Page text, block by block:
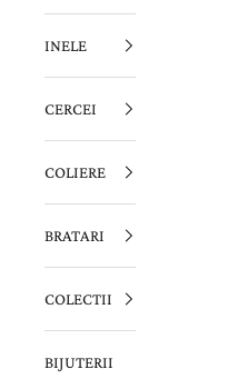
INELE
CERCEI
COLIERE
BRATARI
COLECTII
BIJUTERII